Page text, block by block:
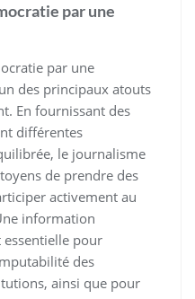
par une
par une
des principaux atouts
En fournissant des
différentes
le journalisme
de prendre des
activement au
information
essentielle pour
des
ainsi que pour